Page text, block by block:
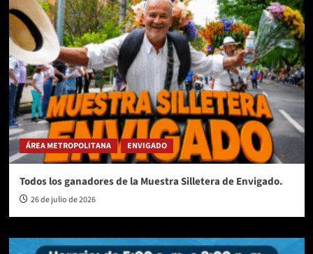
ÁREA METROPOLITANA ENVIGADO
Todos los ganadores de la Muestra Silletera de Envigado.
26 de julio de 2026